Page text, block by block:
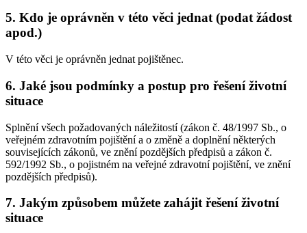
5. Kdo je oprávněn v této věci jednat (podat žádost
apod.)
V této věci je oprávněn jednat pojištěnec.
6. Jaké jsou podmínky a postup pro řešení životní
situace
Splnění všech požadovaných náležitostí (zákon č. 48/1997 Sb., o
veřejném zdravotním pojištění a o změně a doplnění některých
souvisejících zákonů, ve znění pozdějších předpisů a zákon č.
592/1992 Sb., o pojistném na veřejné zdravotní pojištění, ve znění
pozdějších předpisů).
7. Jakým způsobem můžete zahájit řešení životní
situace